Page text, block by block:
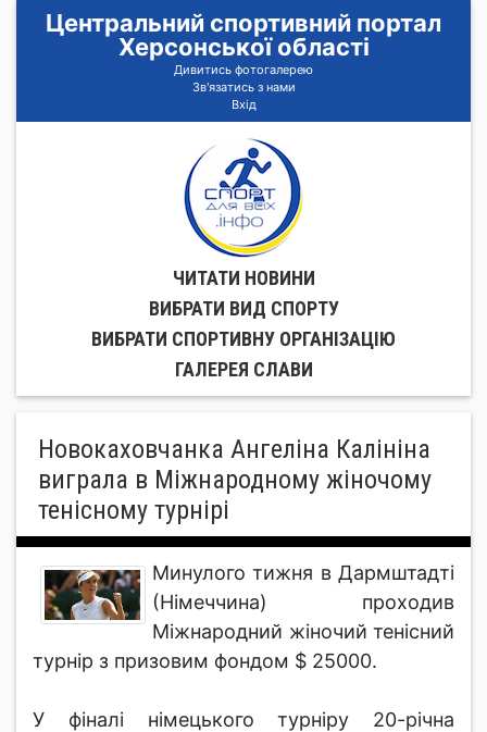
Центральний спортивний портал
Херсонської області
Дивитись фотогалерею
Зв'язатись з нами
Вхід
ЧИТАТИ НОВИНИ
ВИБРАТИ ВИД СПОРТУ
ВИБРАТИ СПОРТИВНУ ОРГАНIЗАЦIЮ
ГАЛЕРЕЯ СЛАВИ
Новокаховчанка Ангеліна Калініна
виграла в Міжнародному жіночому
тенісному турнірі
Минулого тижня в Дармштадті
(Німеччина) проходив
Міжнародний жіночий тенісний
турнір з призовим фондом $ 25000.
У фіналі німецького турніру 20-річна